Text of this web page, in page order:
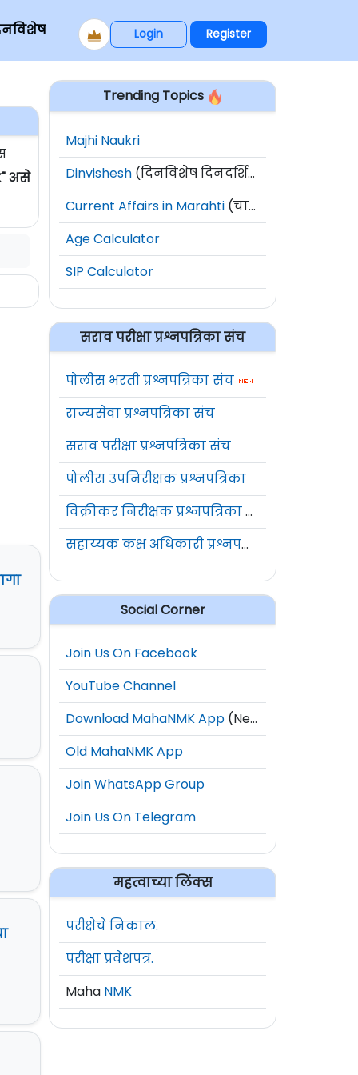
Login Register
असे
Trending Topics
Majhi Naukri
Dinvishesh (दिनविशेष दिनदर्शिका)
Current Affairs in Marahti (चालू घडामोडी)
Age Calculator
SIP Calculator
सराव परीक्षा प्रश्नपत्रिका संच
पोलीस भरती प्रश्नपत्रिका संच
राज्यसेवा प्रश्नपत्रिका संच
सराव परीक्षा प्रश्नपत्रिका संच
पोलीस उपनिरीक्षक प्रश्नपत्रिका
विक्रीकर निरीक्षक प्रश्नपत्रिका संच
सहाय्यक कक्ष अधिकारी प्रश्नपत्रिका संच
Social Corner
Join Us On Facebook
YouTube Channel
Download MahaNMK App (New)
Old MahaNMK App
Join WhatsApp Group
Join Us On Telegram
महत्वाच्या लिंक्स
परीक्षेचे निकाल.
परीक्षा प्रवेशपत्र.
Maha NMK